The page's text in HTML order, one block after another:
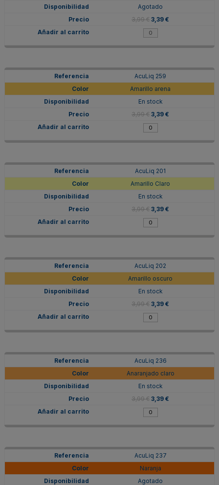
Agotado
3,99 € 3,39 €
AcuLiq 259
Amarillo arena
En stock
3,99 € 3,39 €
AcuLiq 201
Amarillo Claro
En stock
3,99 € 3,39 €
AcuLiq 202
Amarillo oscuro
En stock
3,99 € 3,39 €
AcuLiq 236
Anaranjado claro
En stock
3,99 € 3,39 €
AcuLiq 237
Naranja
Agotado